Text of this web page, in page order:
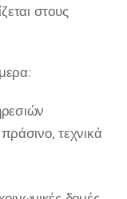
στους
τεχνικά